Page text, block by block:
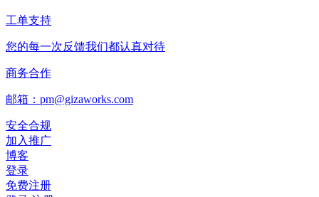
工单支持
您的每一次反馈我们都认真对待
商务合作
邮箱：pm@gizaworks.com
安全合规
加入推广
博客
登录
免费注册